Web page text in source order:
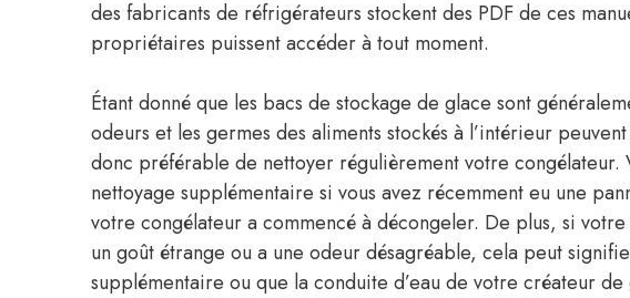
des fabricants de réfrigérateurs stockent des PDF de ces
propriétaires puissent accéder à tout moment.
Étant donné que les bacs de stockage de glace sont
odeurs et les germes des aliments stockés à l’intérieur
donc préférable de nettoyer régulièrement votre
nettoyage supplémentaire si vous avez récemment eu une
votre congélateur a commencé à décongeler. De plus, si
un goût étrange ou a une odeur désagréable, cela peut
supplémentaire ou que la conduite d’eau de votre créateur